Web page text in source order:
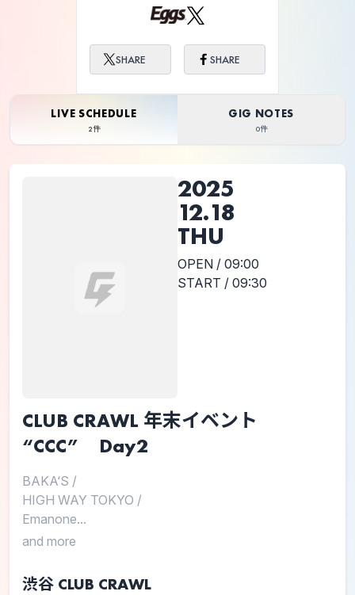
SHARE SHARE
LIVE SCHEDULE
2件
GIG NOTES
0件
2025
12.18
THU
OPEN / 09:00
START / 09:30
CLUB CRAWL 年末イベント
“CCC” Day2
BAKA‘S /
HIGH WAY TOKYO /
Emanone...
and more
渋谷 CLUB CRAWL